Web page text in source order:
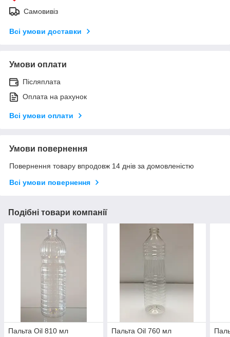
Самовивіз
Всі умови доставки
Умови оплати
Післяплата
Оплата на рахунок
Всі умови оплати
Умови повернення
Повернення товару впродовж 14 днів за домовленістю
Всі умови повернення
Подібні товари компанії
Пальта Оil 810 мл Пальта Оil 760 мл